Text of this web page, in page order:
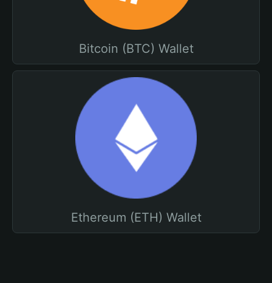
Bitcoin (BTC) Wallet
Ethereum (ETH) Wallet